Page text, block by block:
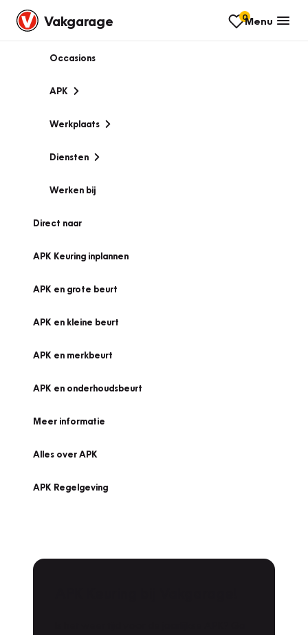
Vakgarage 0Menu
Occasions
APK
Werkplaats
Diensten
Werken bij
Direct naar
APK Keuring inplannen
APK en grote beurt
APK en kleine beurt
APK en merkbeurt
APK en onderhoudsbeurt
Meer informatie
Alles over APK
APK Regelgeving